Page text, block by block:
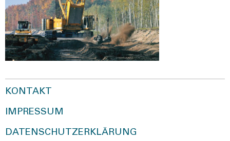
KONTAKT
IMPRESSUM
DATENSCHUTZERKLÄRUNG